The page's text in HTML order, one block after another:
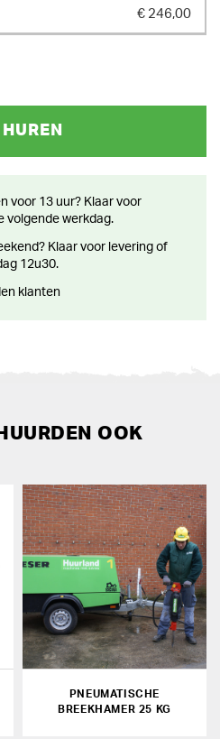
€ 246,00
HUREN
volgende werkdag.
12u30.
klanten
OOK
PNEUMATISCHE
BREEKHAMER 25 KG